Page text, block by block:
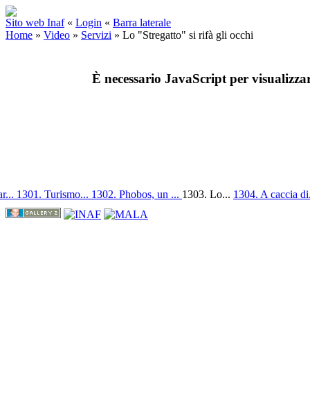
Sito web Inaf « Login « Barra laterale
Home » Video » Servizi » Lo "Stregatto" si rifà gli occhi
È necessario JavaScript per
1301. Turismo... 1302. Phobos, un ... 1303. Lo... 1304. A caccia